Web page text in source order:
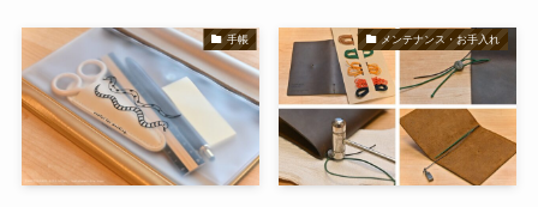
手帳 メンテナンス・お手入れ